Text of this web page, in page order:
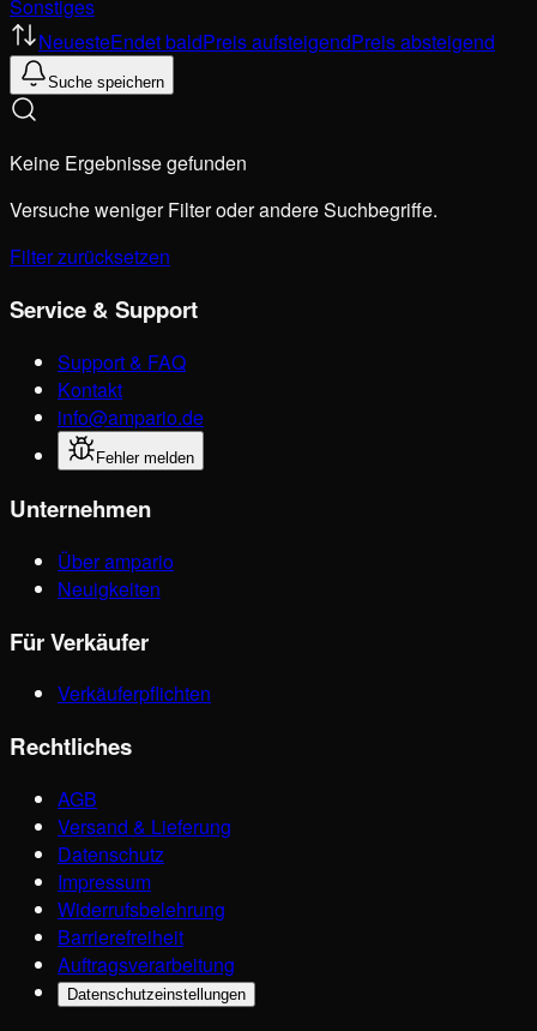
Sonstiges
NeuesteEndet baldPreis aufsteigendPreis absteigend
Suche speichern
Keine Ergebnisse gefunden
Versuche weniger Filter oder andere Suchbegriffe.
Filter zurücksetzen
Service & Support
Support & FAQ
Kontakt
info@ampario.de
Fehler melden
Unternehmen
Über ampario
Neuigkeiten
Für Verkäufer
Verkäuferpflichten
Rechtliches
AGB
Versand & Lieferung
Datenschutz
Impressum
Widerrufsbelehrung
Barrierefreiheit
Auftragsverarbeitung
Datenschutzeinstellungen